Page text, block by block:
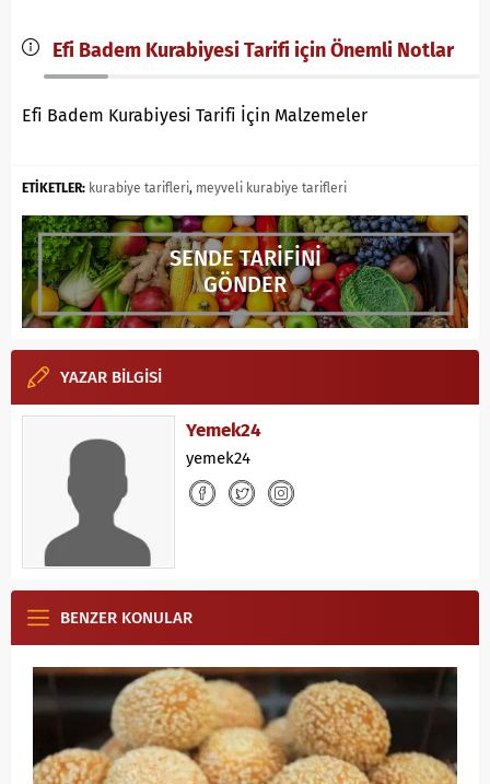
Efi Badem Kurabiyesi Tarifi için Önemli Notlar
Efi Badem Kurabiyesi Tarifi İçin Malzemeler
ETİKETLER: kurabiye tarifleri, meyveli kurabiye tarifleri
SENDE TARİFİNİ
GÖNDER
YAZAR BİLGİSİ
Yemek24
yemek24
BENZER KONULAR